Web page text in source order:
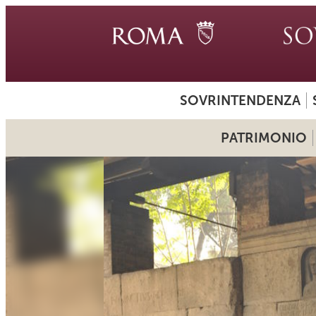
SOVRINTENDENZA
PATRIMONIO